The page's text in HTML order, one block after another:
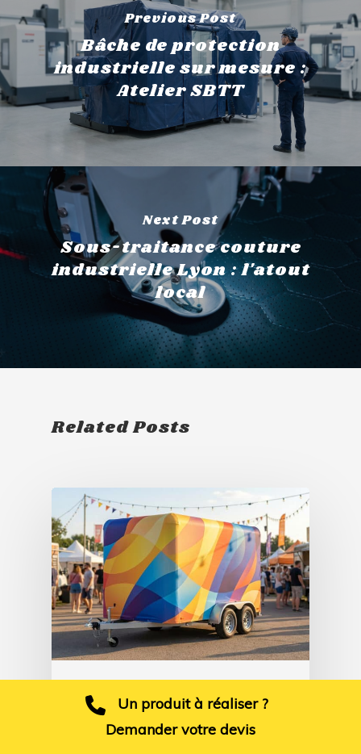
Previous Post
Bâche de protection
industrielle sur mesure :
Atelier SBTT
Next Post
Sous-traitance couture
industrielle Lyon : l'atout
local
Related Posts
Habillage remorque
événementielle et
Un produit à réaliser ?
Demander votre devis